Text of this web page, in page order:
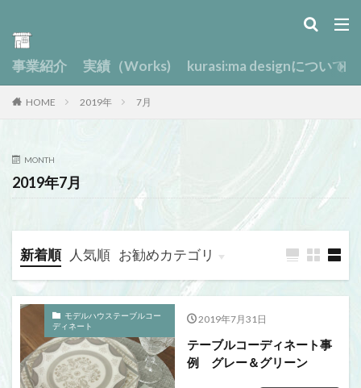
事業紹介 実績（Works) kurasi:ma designについて
HOME 2019年 7月
MONTH
2019年7月
新着順 人気順 お勧めカテゴリ
モデルハウステーブルコー
ディネート
2019年7月31日
テーブルコーディネート事
例 グレー＆グリーン